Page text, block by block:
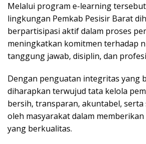
Melalui program e-learning
lingkungan Pemkab Pesisir Barat
berpartisipasi aktif dalam proses
meningkatkan komitmen terhadap
tanggung jawab, disiplin, dan
Dengan penguatan integritas yang
diharapkan terwujud tata kelola
bersih, transparan, akuntabel, serta
oleh masyarakat dalam
yang berkualitas.